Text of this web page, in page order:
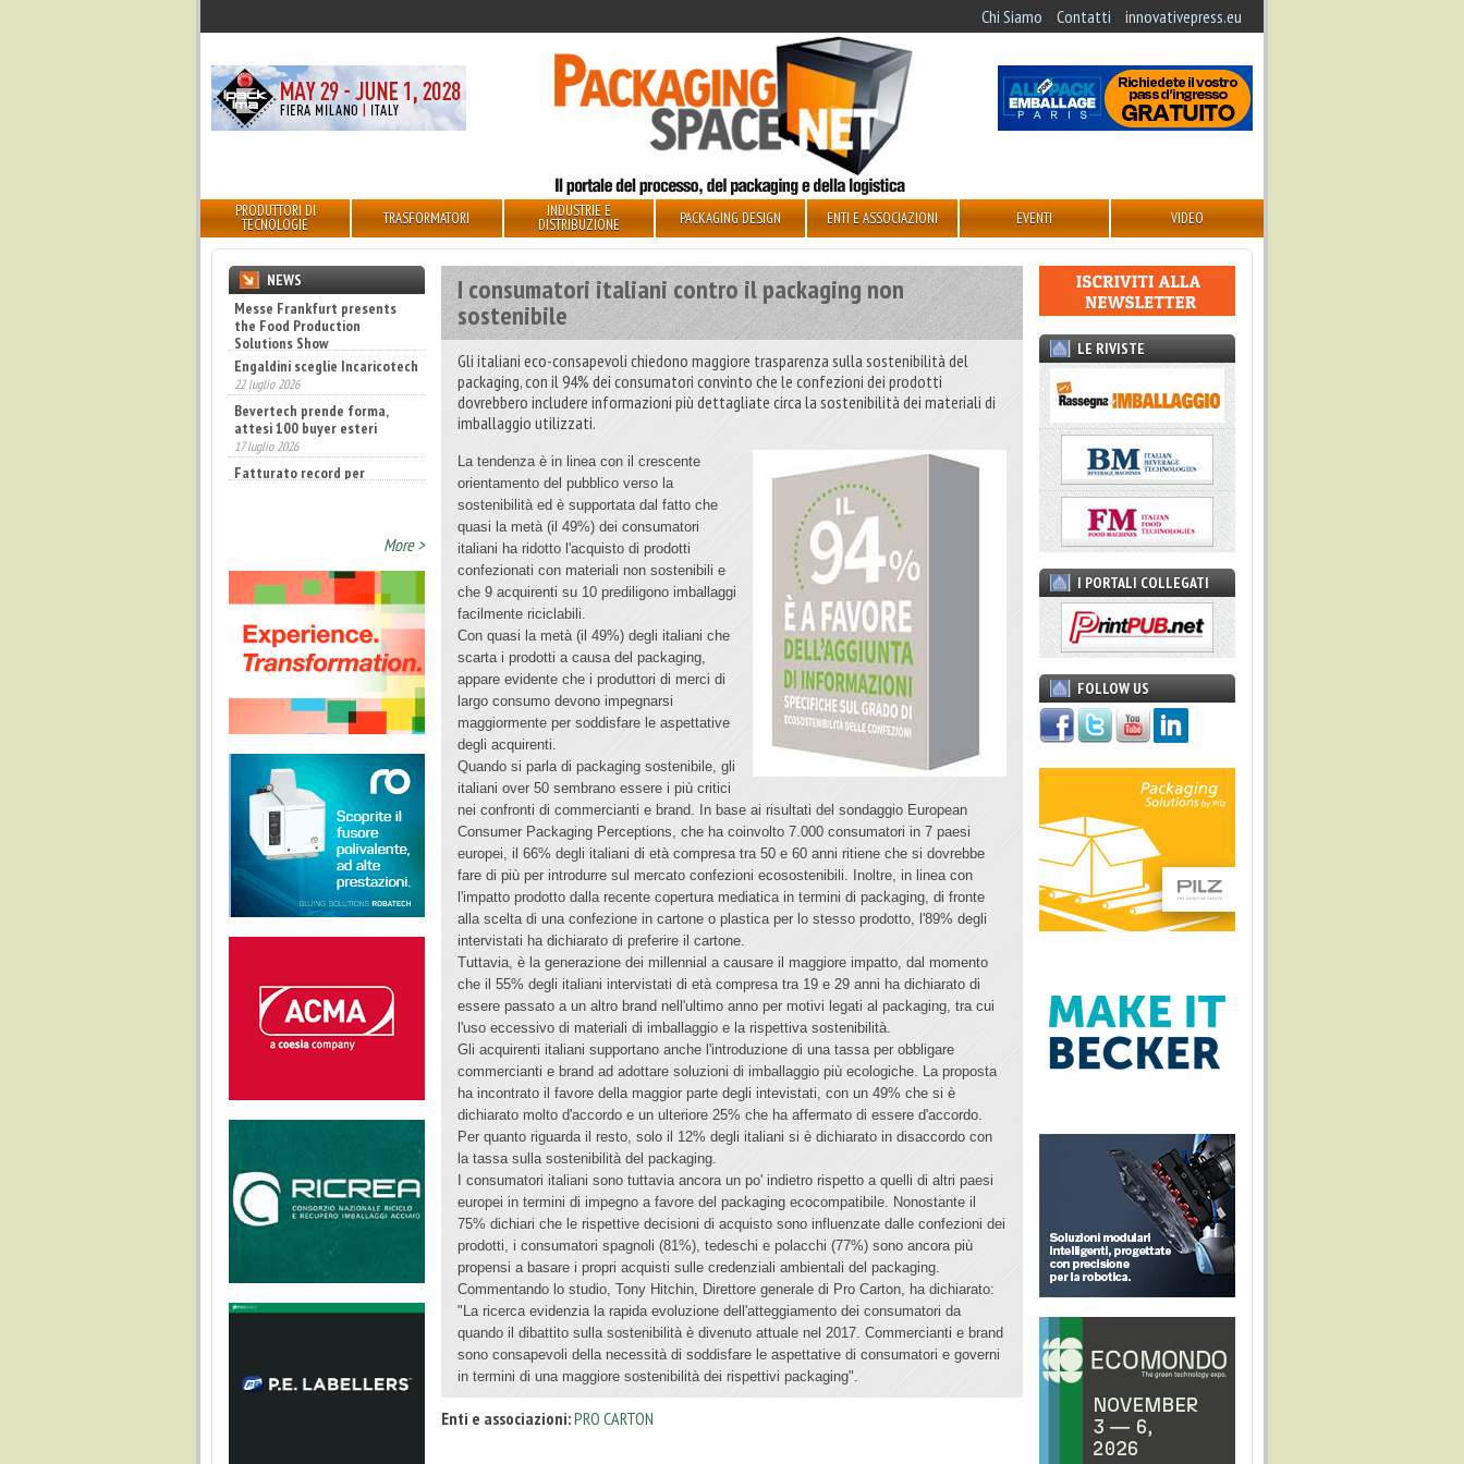
Chi Siamo Contatti innovativepress.eu
PRODUTTORI DI
TECNOLOGIE TRASFORMATORI INDUSTRIE E
DISTRIBUZIONE PACKAGING DESIGN ENTI E ASSOCIAZIONI EVENTI VIDEO
I consumatori italiani contro il packaging non
sostenibile
Gli italiani eco-consapevoli chiedono maggiore trasparenza sulla sostenibilità del
packaging, con il 94% dei consumatori convinto che le confezioni dei prodotti
dovrebbero includere informazioni più dettagliate circa la sostenibilità dei materiali di
imballaggio utilizzati.
La tendenza è in linea con il crescente
orientamento del pubblico verso la
sostenibilità ed è supportata dal fatto che
quasi la metà (il 49%) dei consumatori
italiani ha ridotto l'acquisto di prodotti
confezionati con materiali non sostenibili e
che 9 acquirenti su 10 prediligono imballaggi
facilmente riciclabili.
Con quasi la metà (il 49%) degli italiani che
scarta i prodotti a causa del packaging,
appare evidente che i produttori di merci di
largo consumo devono impegnarsi
maggiormente per soddisfare le aspettative
degli acquirenti.
Quando si parla di packaging sostenibile, gli
italiani over 50 sembrano essere i più critici
nei confronti di commercianti e brand. In base ai risultati del sondaggio European
Consumer Packaging Perceptions, che ha coinvolto 7.000 consumatori in 7 paesi
europei, il 66% degli italiani di età compresa tra 50 e 60 anni ritiene che si dovrebbe
fare di più per introdurre sul mercato confezioni ecosostenibili. Inoltre, in linea con
l'impatto prodotto dalla recente copertura mediatica in termini di packaging, di fronte
alla scelta di una confezione in cartone o plastica per lo stesso prodotto, l'89% degli
intervistati ha dichiarato di preferire il cartone.
Tuttavia, è la generazione dei millennial a causare il maggiore impatto, dal momento
che il 55% degli italiani intervistati di età compresa tra 19 e 29 anni ha dichiarato di
essere passato a un altro brand nell'ultimo anno per motivi legati al packaging, tra cui
l'uso eccessivo di materiali di imballaggio e la rispettiva sostenibilità.
Gli acquirenti italiani supportano anche l'introduzione di una tassa per obbligare
commercianti e brand ad adottare soluzioni di imballaggio più ecologiche. La proposta
ha incontrato il favore della maggior parte degli intevistati, con un 49% che si è
dichiarato molto d'accordo e un ulteriore 25% che ha affermato di essere d'accordo.
Per quanto riguarda il resto, solo il 12% degli italiani si è dichiarato in disaccordo con
la tassa sulla sostenibilità del packaging.
I consumatori italiani sono tuttavia ancora un po' indietro rispetto a quelli di altri paesi
europei in termini di impegno a favore del packaging ecocompatibile. Nonostante il
75% dichiari che le rispettive decisioni di acquisto sono influenzate dalle confezioni dei
prodotti, i consumatori spagnoli (81%), tedeschi e polacchi (77%) sono ancora più
propensi a basare i propri acquisti sulle credenziali ambientali del packaging.
Commentando lo studio, Tony Hitchin, Direttore generale di Pro Carton, ha dichiarato:
"La ricerca evidenzia la rapida evoluzione dell'atteggiamento dei consumatori da
quando il dibattito sulla sostenibilità è divenuto attuale nel 2017. Commercianti e brand
sono consapevoli della necessità di soddisfare le aspettative di consumatori e governi
in termini di una maggiore sostenibilità dei rispettivi packaging".
Enti e associazioni:PRO CARTON
NEWS
Engaldini sceglie Incaricotech
22 luglio 2026
Bevertech prende forma,
attesi 100 buyer esteri
17 luglio 2026
Fatturato record per
l'industria cosmetica in Italia
10 luglio 2026
More >
LE RIVISTE
I PORTALI COLLEGATI
FOLLOW US